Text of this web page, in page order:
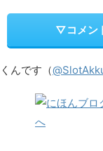
▽コメン
んです（